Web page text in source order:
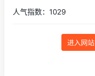
人气指数：1029
进入网站